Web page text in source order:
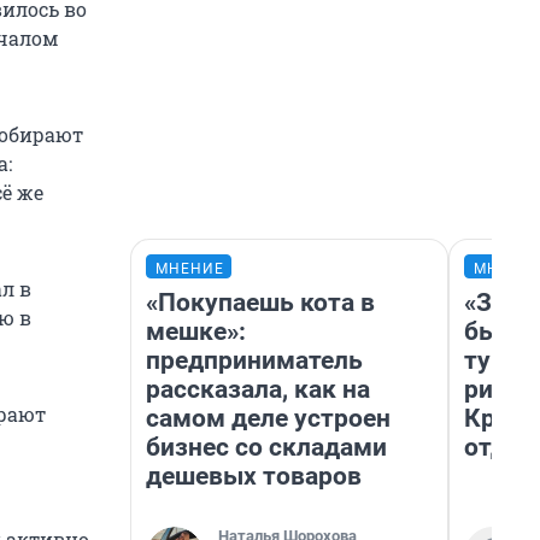
во
же
в
в
МНЕНИЕ
«Покупаешь кота в
мешке»:
предприниматель
рассказала, как на
самом деле устроен
бизнес со складами
дешевых товаров
Наталья Шорохова
«За
были
Крым